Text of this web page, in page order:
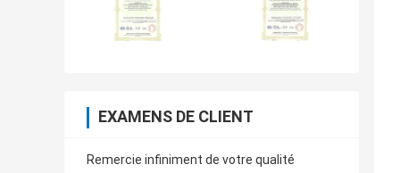
EXAMENS DE CLIENT
Remercie infiniment de votre qualité